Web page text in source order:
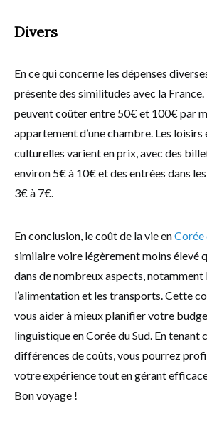
Divers
En ce qui concerne les dépenses
présente des similitudes avec la France.
peuvent coûter entre 50€ et 100€ par
appartement d’une chambre. Les
culturelles varient en prix, avec des
environ 5€ à 10€ et des entrées dans
3€ à 7€.
En conclusion, le coût de la vie enCorée
similaire voire légèrement moins élevé
dans de nombreux aspects, notamment
l’alimentation et les transports. Cette
vous aider à mieux planifier votre
linguistique en Corée du Sud. En tenant
différences de coûts, vous pourrez
votre expérience tout en gérant
Bon voyage !